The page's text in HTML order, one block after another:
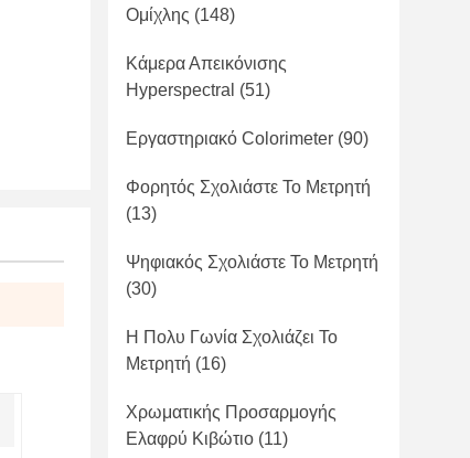
Ομίχλης (148)
Κάμερα Απεικόνισης
Hyperspectral (51)
Εργαστηριακό Colorimeter (90)
Φορητός Σχολιάστε Το Μετρητή
(13)
Ψηφιακός Σχολιάστε Το Μετρητή
(30)
Η Πολυ Γωνία Σχολιάζει Το
Μετρητή (16)
Χρωματικής Προσαρμογής
Ελαφρύ Κιβώτιο (11)